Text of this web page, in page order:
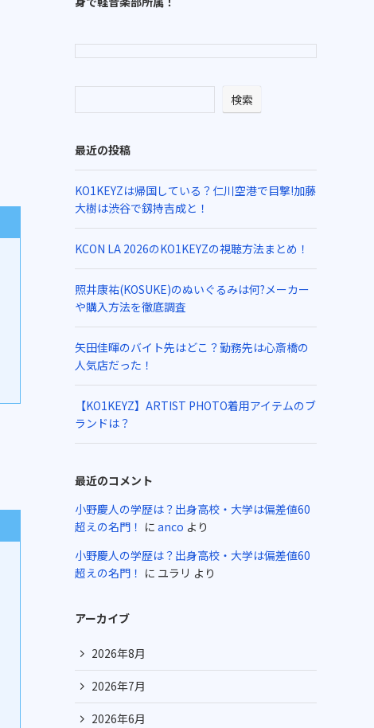
検索
最近の投稿
KO1KEYZは帰国している？仁川空港で目撃!加藤
大樹は渋谷で釼持吉成と！
KCON LA 2026のKO1KEYZの視聴方法まとめ！
照井康祐(KOSUKE)のぬいぐるみは何?メーカー
や購入方法を徹底調査
矢田佳暉のバイト先はどこ？勤務先は心斎橋の
人気店だった！
【KO1KEYZ】ARTIST PHOTO着用アイテムのブ
ランドは？
最近のコメント
小野慶人の学歴は？出身高校・大学は偏差値60
超えの名門！ に anco より
小野慶人の学歴は？出身高校・大学は偏差値60
超えの名門！ に ユラリ より
アーカイブ
2026年8月
2026年7月
2026年6月